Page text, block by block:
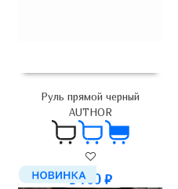
Руль прямой черный
AUTHOR
1 700₽